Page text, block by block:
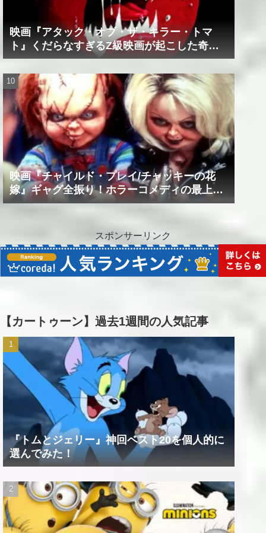
映画『アタック・オブ・ザ・キラー・トマ
ト』くだらなすぎるZ級映画が起こした奇跡
の数々！？
映画『チャイルド・プレイ/チャッキーの花
嫁』ギャグ全振り！ホラーコメディの最上級
作品！！
スポンサーリンク
【カートゥーン】過去1週間の人気記事
『トムとジェリー』神回ベスト20を個人的に
選んでみた！